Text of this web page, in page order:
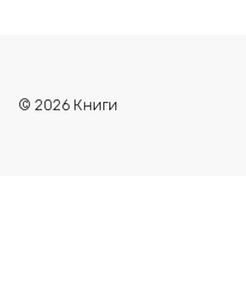
© 2026 Книги